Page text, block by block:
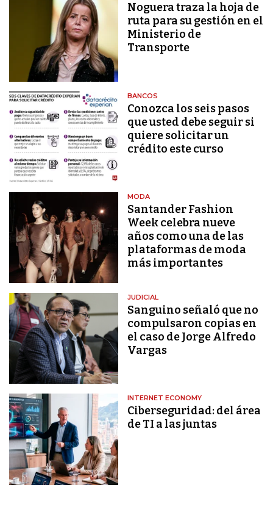
Noguera traza la hoja de
ruta para su gestión en el
Ministerio de
Transporte
BANCOS
Conozca los seis pasos
que usted debe seguir si
quiere solicitar un
crédito este curso
MODA
Santander Fashion
Week celebra nueve
años como una de las
plataformas de moda
más importantes
JUDICIAL
Sanguino señaló que no
compulsaron copias en
el caso de Jorge Alfredo
Vargas
INTERNET ECONOMY
Ciberseguridad: del área
de TI a las juntas